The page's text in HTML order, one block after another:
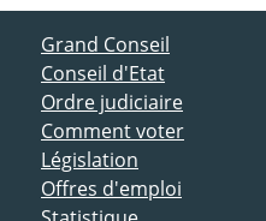
ACCÈS DIRECT
Grand Conseil
Conseil d'Etat
Ordre judiciaire
Comment voter
Législation
Offres d'emploi